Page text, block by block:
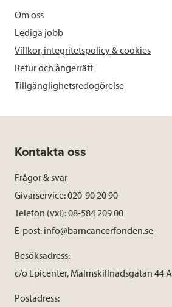
Om oss
Lediga jobb
Villkor, integritetspolicy & cookies
Retur och ångerrätt
Tillgänglighetsredogörelse
Kontakta oss
Frågor & svar
Givarservice: 020-90 20 90
Telefon (vxl): 08-584 209 00
E-post: info@barncancerfonden.se
Besöksadress:
c/o Epicenter, Malmskillnadsgatan 44 A
Postadress: